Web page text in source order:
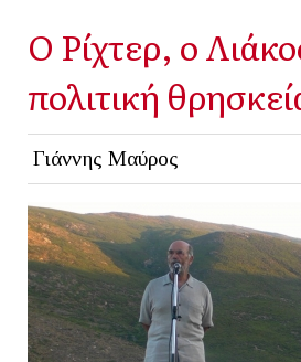
Ο Ρίχτερ, ο
πολιτική
Γιάννης Μαύρος